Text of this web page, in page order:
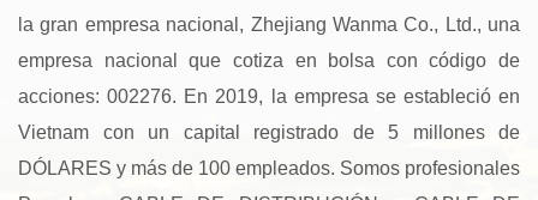
la gran empresa nacional, Zhejiang Wanma Co., Ltd., una
empresa nacional que cotiza en bolsa con código de
acciones: 002276. En 2019, la empresa se estableció en
Vietnam con un capital registrado de 5 millones de
DÓLARES y más de 100 empleados. Somos profesionales